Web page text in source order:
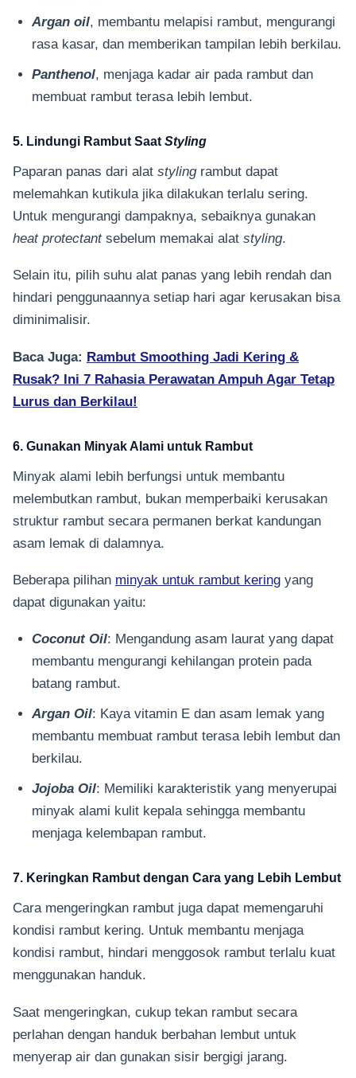
Argan oil, membantu melapisi rambut, mengurangi
rasa kasar, dan memberikan tampilan lebih berkilau.
Panthenol, menjaga kadar air pada rambut dan
membuat rambut terasa lebih lembut.
5. Lindungi Rambut Saat Styling
Paparan panas dari alat styling rambut dapat
melemahkan kutikula jika dilakukan terlalu sering.
Untuk mengurangi dampaknya, sebaiknya gunakan
heat protectantsebelum memakai alat styling.
Selain itu, pilih suhu alat panas yang lebih rendah dan
hindari penggunaannya setiap hari agar kerusakan bisa
diminimalisir.
Baca Juga: Rambut Smoothing Jadi Kering &
Rusak? Ini 7 Rahasia Perawatan Ampuh Agar Tetap
Lurus dan Berkilau!
6. Gunakan Minyak Alami untuk Rambut
Minyak alami lebih berfungsi untuk membantu
melembutkan rambut, bukan memperbaiki kerusakan
struktur rambut secara permanen berkat kandungan
asam lemak di dalamnya.
Beberapa pilihan minyak untuk rambut kering yang
dapat digunakan yaitu:
Coconut Oil: Mengandung asam laurat yang dapat
membantu mengurangi kehilangan protein pada
batang rambut.
Argan Oil: Kaya vitamin E dan asam lemak yang
membantu membuat rambut terasa lebih lembut dan
berkilau.
Jojoba Oil: Memiliki karakteristik yang menyerupai
minyak alami kulit kepala sehingga membantu
menjaga kelembapan rambut.
7. Keringkan Rambut dengan Cara yang Lebih Lembut
Cara mengeringkan rambut juga dapat memengaruhi
kondisi rambut kering. Untuk membantu menjaga
kondisi rambut, hindari menggosok rambut terlalu kuat
menggunakan handuk.
Saat mengeringkan, cukup tekan rambut secara
perlahan dengan handuk berbahan lembut untuk
menyerap air dan gunakan sisir bergigi jarang.